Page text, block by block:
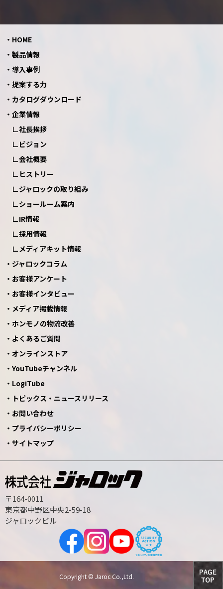
HOME
製品情報
導入事例
提案する力
カタログダウンロード
企業情報
社長挨拶
ビジョン
会社概要
ヒストリー
ジャロックの取り組み
ショールーム案内
IR情報
採用情報
メディアキット情報
ジャロックコラム
お客様アンケート
お客様インタビュー
メディア掲載情報
ホンモノの物流改善
よくあるご質問
オンラインストア
YouTubeチャンネル
LogiTube
トピックス・ニュースリリース
お問い合わせ
プライバシーポリシー
サイトマップ
〒164-0011
東京都中野区中央2-59-18
ジャロックビル
Copyright © Jaroc Co.,Ltd.